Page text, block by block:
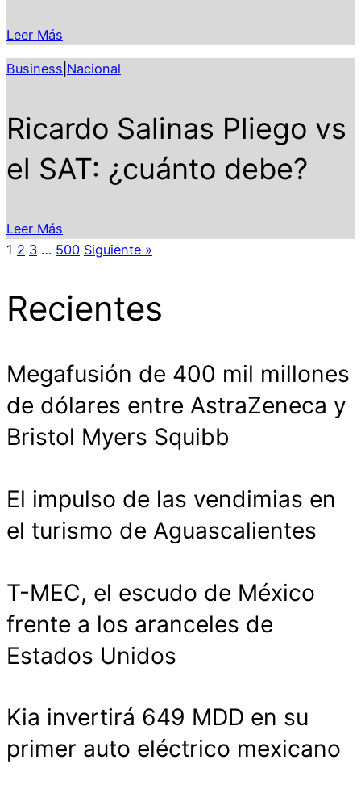
Leer Más
Business Nacional
Ricardo Salinas Pliego vs
el SAT: ¿cuánto debe?
Leer Más
1 2 3 … 500 Siguiente »
Recientes
Megafusión de 400 mil millones
de dólares entre AstraZeneca y
Bristol Myers Squibb
El impulso de las vendimias en
el turismo de Aguascalientes
T-MEC, el escudo de México
frente a los aranceles de
Estados Unidos
Kia invertirá 649 MDD en su
primer auto eléctrico mexicano